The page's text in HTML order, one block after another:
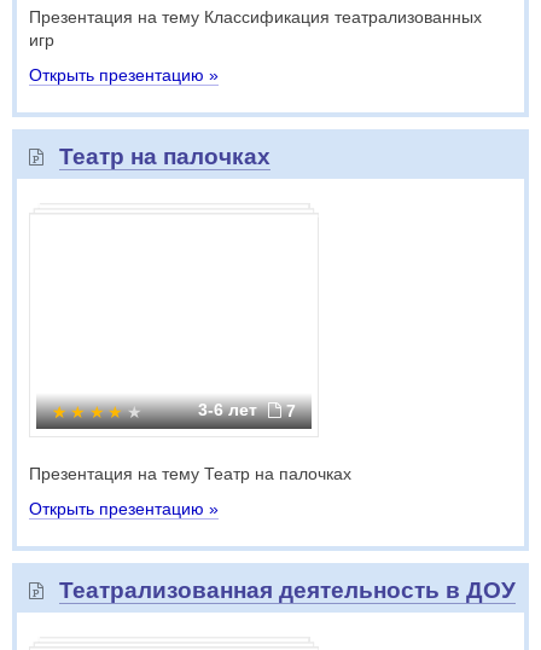
Презентация на тему Классификация театрализованных
игр
Открыть презентацию »
Театр на палочках
3-6 лет 7
Презентация на тему Театр на палочках
Открыть презентацию »
Театрализованная деятельность в ДОУ